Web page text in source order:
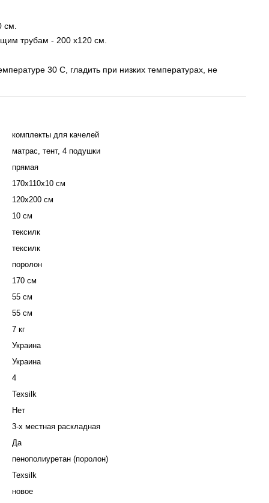
см.
трубам - 200 x120 см.
30 С, гладить при низких температурах, не
комплекты для качелей
матрас, тент, 4 подушки
прямая
170х110х10 см
120х200 см
10 см
тексилк
тексилк
поролон
170 см
55 см
55 см
7 кг
Украина
Украина
4
Texsilk
Нет
3-х местная раскладная
Да
пенополиуретан (поролон)
Texsilk
новое